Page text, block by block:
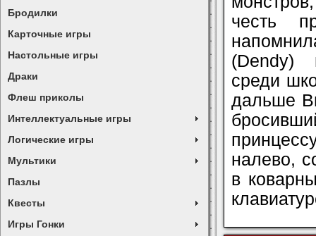
Бродилки
Карточные игры
Настольные игры
Драки
Флеш приколы
Интеллектуальные игры
Логические игры
Мультики
Пазлы
Квесты
Игры Гонки
честь
(Dendy)
среди
дальше
налево,
в